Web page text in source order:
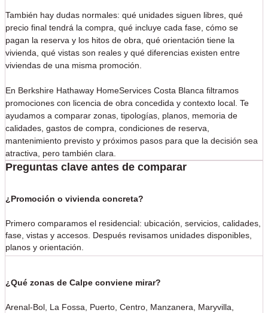
También hay dudas normales: qué unidades siguen libres, qué
precio final tendrá la compra, qué incluye cada fase, cómo se
pagan la reserva y los hitos de obra, qué orientación tiene la
vivienda, qué vistas son reales y qué diferencias existen entre
viviendas de una misma promoción.
En Berkshire Hathaway HomeServices Costa Blanca filtramos
promociones con licencia de obra concedida y contexto local. Te
ayudamos a comparar zonas, tipologías, planos, memoria de
calidades, gastos de compra, condiciones de reserva,
mantenimiento previsto y próximos pasos para que la decisión sea
atractiva, pero también clara.
Preguntas clave antes de comparar
¿Promoción o vivienda concreta?
Primero comparamos el residencial: ubicación, servicios, calidades,
fase, vistas y accesos. Después revisamos unidades disponibles,
planos y orientación.
¿Qué zonas de Calpe conviene mirar?
Arenal-Bol, La Fossa, Puerto, Centro, Manzanera, Maryvilla,